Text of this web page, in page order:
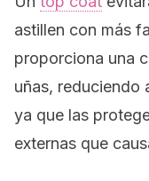
astillen con más
proporciona una
uñas, reduciendo
ya que las
externas que